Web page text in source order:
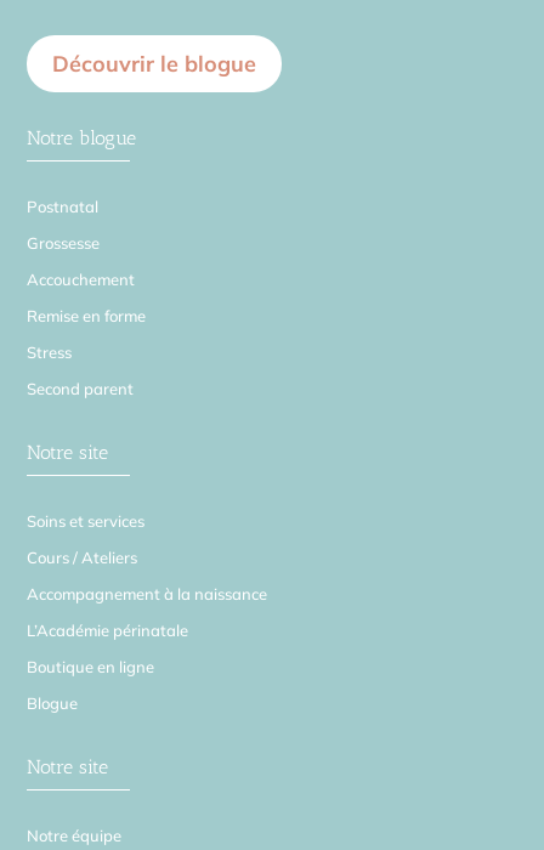
Découvrir le blogue
Notre blogue
Postnatal
Grossesse
Accouchement
Remise en forme
Stress
Second parent
Notre site
Soins et services
Cours / Ateliers
Accompagnement à la naissance
L’Académie périnatale
Boutique en ligne
Blogue
Notre site
Notre équipe